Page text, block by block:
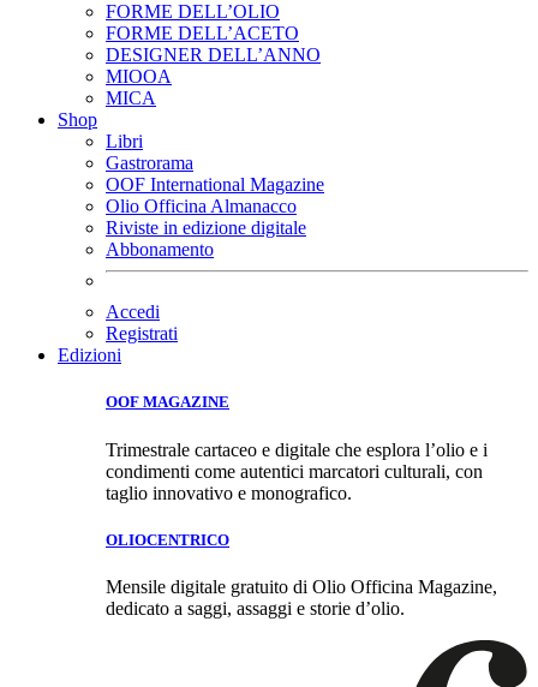
FORME DELL’OLIO
FORME DELL’ACETO
DESIGNER DELL’ANNO
MIOOA
MICA
Shop
Libri
Gastrorama
OOF International Magazine
Olio Officina Almanacco
Riviste in edizione digitale
Abbonamento
Accedi
Registrati
Edizioni
OOF MAGAZINE
Trimestrale cartaceo e digitale che esplora l’olio e i
condimenti come autentici marcatori culturali, con
taglio innovativo e monografico.
OLIOCENTRICO
Mensile digitale gratuito di Olio Officina Magazine,
dedicato a saggi, assaggi e storie d’olio.